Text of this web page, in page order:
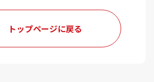
トップページに戻る